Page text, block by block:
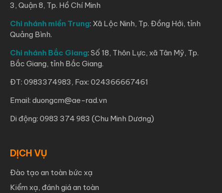
3, Quận 8, Tp. Hồ Chí Minh
Chi nhánh miền Trung: Xã Lộc Ninh, Tp. Đồng Hới, tỉnh
Quảng Bình.
Chi nhánh Bắc Giang: Số 18, Thôn Lực, xã Tân Mỹ, Tp.
Bắc Giang, tỉnh Bắc Giang.
ĐT: 0983374983, Fax: 024366667461
Email: duongcm@ae-rad.vn
Di động: 0983 374 983 (Chu Minh Dương)
DỊCH VỤ
Đào tạo an toàn bức xạ
Kiểm xạ, đánh giá an toàn